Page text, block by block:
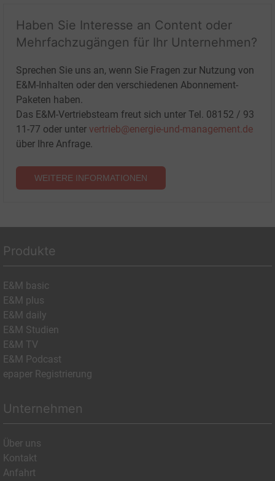
Haben Sie Interesse an Content oder
Mehrfachzugängen für Ihr Unternehmen?
Sprechen Sie uns an, wenn Sie Fragen zur Nutzung von
E&M-Inhalten oder den verschiedenen Abonnement-
Paketen haben.
Das E&M-Vertriebsteam freut sich unter Tel. 08152 / 93
11-77 oder unter vertrieb@energie-und-management.de
über Ihre Anfrage.
WEITERE INFORMATIONEN
Produkte
E&M basic
E&M plus
E&M daily
E&M Studien
E&M TV
E&M Podcast
epaper Registrierung
Unternehmen
Über uns
Kontakt
Anfahrt